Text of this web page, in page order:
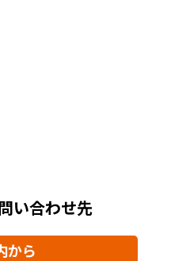
い合わせ先
から